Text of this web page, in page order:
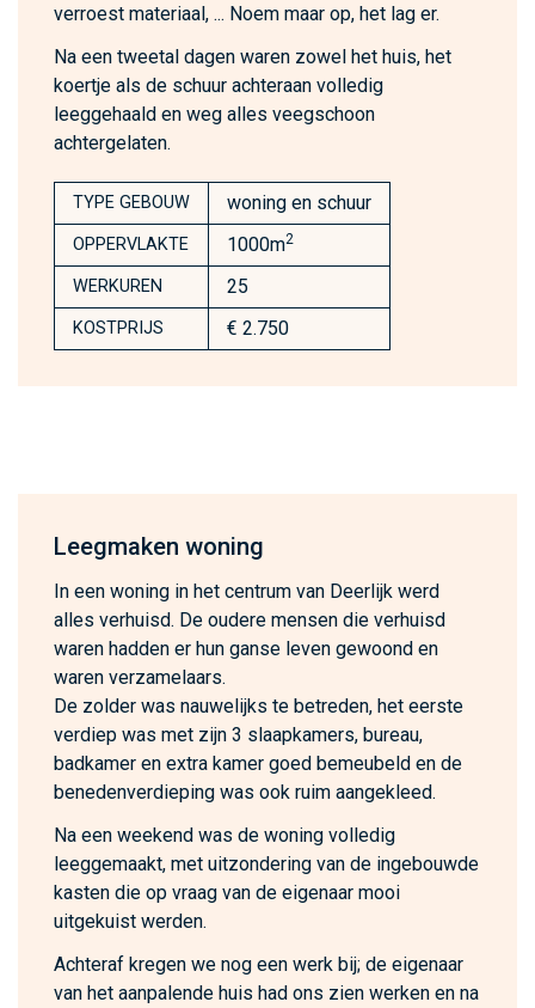
verroest materiaal, ... Noem maar op, het lag er.
Na een tweetal dagen waren zowel het huis, het
koertje als de schuur achteraan volledig
leeggehaald en weg alles veegschoon
achtergelaten.
TYPE GEBOUW woning en schuur
OPPERVLAKTE 1000m2
WERKUREN 25
KOSTPRIJS € 2.750
Leegmaken woning
In een woning in het centrum van Deerlijk werd
alles verhuisd. De oudere mensen die verhuisd
waren hadden er hun ganse leven gewoond en
waren verzamelaars.
De zolder was nauwelijks te betreden, het eerste
verdiep was met zijn 3 slaapkamers, bureau,
badkamer en extra kamer goed bemeubeld en de
benedenverdieping was ook ruim aangekleed.
Na een weekend was de woning volledig
leeggemaakt, met uitzondering van de ingebouwde
kasten die op vraag van de eigenaar mooi
uitgekuist werden.
Achteraf kregen we nog een werk bij; de eigenaar
van het aanpalende huis had ons zien werken en na